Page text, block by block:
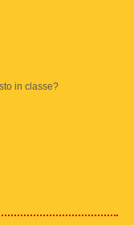
in classe?